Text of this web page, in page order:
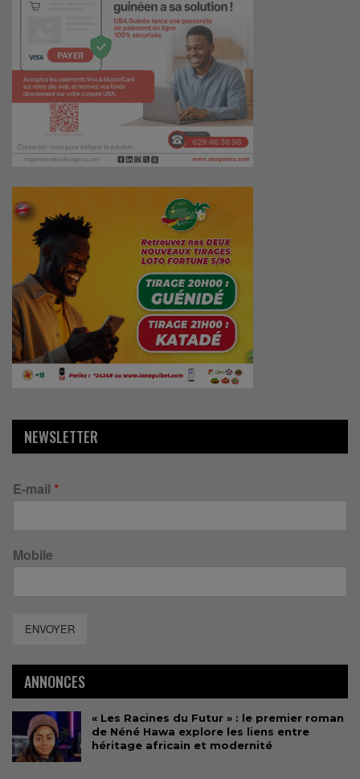
NEWSLETTER
E-mail *
Mobile
ENVOYER
ANNONCES
« Les Racines du Futur » : le premier roman
de Néné Hawa explore les liens entre
héritage africain et modernité